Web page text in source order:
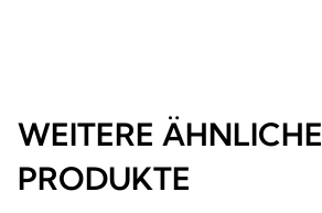
WEITERE ÄHNLICHE
PRODUKTE